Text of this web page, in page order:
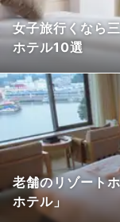
女子旅行くなら
ホテル10選
老舗のリゾート
ホテル」